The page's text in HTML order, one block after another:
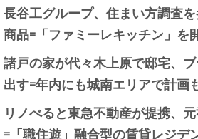
長谷工グループ、住まい方調査
商品=「ファミーレキッチン」を
諸戸の家が代々木上原で邸宅、
出す=年内にも城南エリアで計画
リノべると東急不動産が提携、
=「職住遊」融合型の賃貸レジデ